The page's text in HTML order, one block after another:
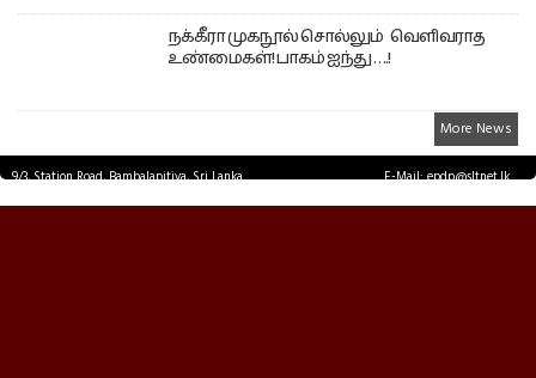
நக்கீரா முகநூல் சொல்லும் வெளிவராத
உண்மைகள்! பாகம் ஐந்து ….!
More News
9/3, Station Road, Bambalapitiya, Sri Lanka.
E-Mail: epdp@sltnet.lk